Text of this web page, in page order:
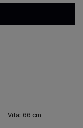
Vita: 66 cm